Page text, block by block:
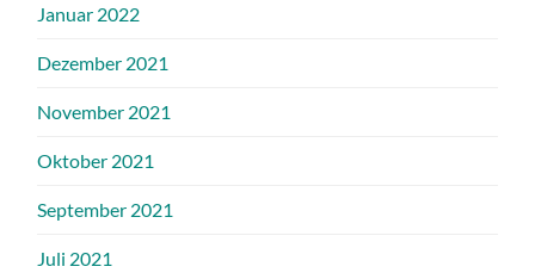
Januar 2022
Dezember 2021
November 2021
Oktober 2021
September 2021
Juli 2021